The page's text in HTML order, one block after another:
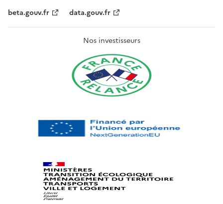
beta.gouv.fr
data.gouv.fr
Nos investisseurs